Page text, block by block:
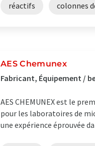
réactifs colonnes
AES Chemunex
Fabricant, Équipement /
AES CHEMUNEX est le
pour les laboratoires de
une expérience éprouvée